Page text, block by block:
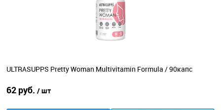
ULTRASUPPS Pretty Woman Multivitamin Formula / 90капс
62 руб. / шт